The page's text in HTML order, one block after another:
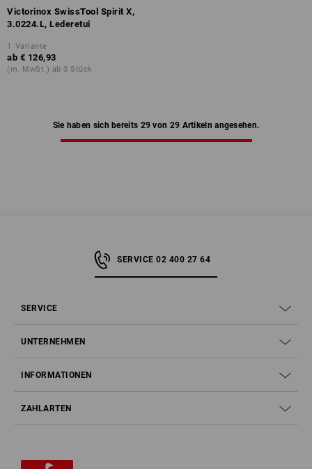
Victorinox SwissTool Spirit X,
3.0224.L, Lederetui
1 Variante
ab € 126,93
(m. MwSt.) ab 3 Stück
Sie haben sich bereits 29 von 29 Artikeln angesehen.
SERVICE 02 400 27 64
SERVICE
UNTERNEHMEN
INFORMATIONEN
ZAHLARTEN